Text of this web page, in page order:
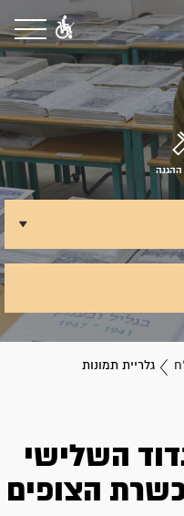
ההגנה
גלריית תמונות
השלישי
- 5 - הכשרת הצופים